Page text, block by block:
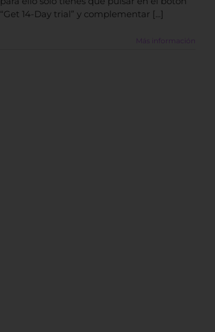
“Get 14-Day trial” y complementar [...]
Más información